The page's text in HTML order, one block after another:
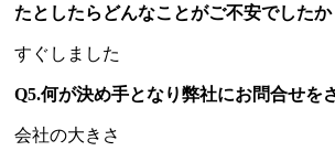
たとしたらどんなことがご不安でしたか
すぐしました
Q5.何が決め手となり弊社にお問合せを
会社の大きさ